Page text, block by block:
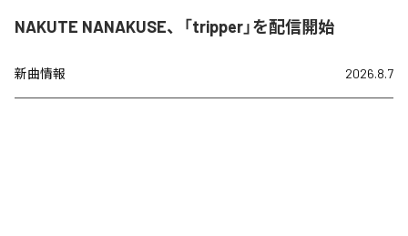
NAKUTE NANAKUSE、「tripper」を配信開始
新曲情報 2026.8.7